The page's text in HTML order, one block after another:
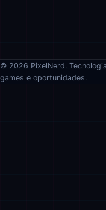
© 2026 PixelNerd.
games e oportunidades.